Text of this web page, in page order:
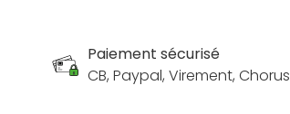
Paiement sécurisé
CB, Paypal, Virement, Chorus